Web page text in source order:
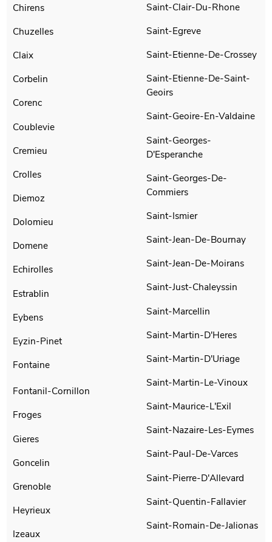
Chirens
Chuzelles
Claix
Corbelin
Corenc
Coublevie
Cremieu
Crolles
Diemoz
Dolomieu
Domene
Echirolles
Estrablin
Eybens
Eyzin-Pinet
Fontaine
Fontanil-Cornillon
Froges
Gieres
Goncelin
Grenoble
Heyrieux
Izeaux
Saint-Clair-Du-Rhone
Saint-Egreve
Saint-Etienne-De-Crossey
Saint-Etienne-De-Saint-
Geoirs
Saint-Geoire-En-Valdaine
Saint-Georges-
D'Esperanche
Saint-Georges-De-
Commiers
Saint-Ismier
Saint-Jean-De-Bournay
Saint-Jean-De-Moirans
Saint-Just-Chaleyssin
Saint-Marcellin
Saint-Martin-D'Heres
Saint-Martin-D'Uriage
Saint-Martin-Le-Vinoux
Saint-Maurice-L'Exil
Saint-Nazaire-Les-Eymes
Saint-Paul-De-Varces
Saint-Pierre-D'Allevard
Saint-Quentin-Fallavier
Saint-Romain-De-Jalionas